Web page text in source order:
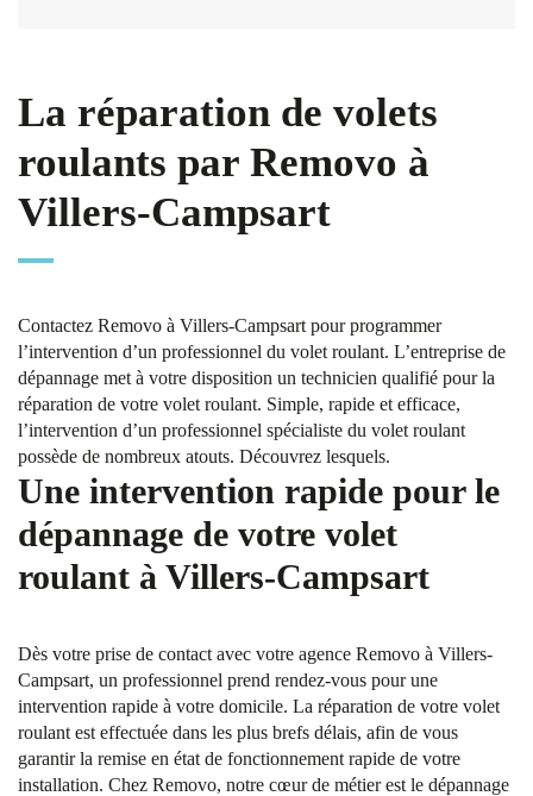
La réparation de volets
roulants par Removo à
Villers-Campsart
Contactez Removo à Villers-Campsart pour programmer
l’intervention d’un professionnel du volet roulant. L’entreprise de
dépannage met à votre disposition un technicien qualifié pour la
réparation de votre volet roulant. Simple, rapide et efficace,
l’intervention d’un professionnel spécialiste du volet roulant
possède de nombreux atouts. Découvrez lesquels.
Une intervention rapide pour le
dépannage de votre volet
roulant à Villers-Campsart
Dès votre prise de contact avec votre agence Removo à Villers-
Campsart, un professionnel prend rendez-vous pour une
intervention rapide à votre domicile. La réparation de votre volet
roulant est effectuée dans les plus brefs délais, afin de vous
garantir la remise en état de fonctionnement rapide de votre
installation. Chez Removo, notre cœur de métier est le dépannage